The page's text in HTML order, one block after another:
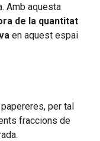
Amb aquesta
de la quantitat
en aquest espai
per tal
fraccions de